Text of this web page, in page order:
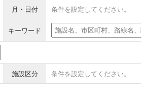
月・日付 条件を設定してください。
キーワード
施設区分 条件を設定してください。